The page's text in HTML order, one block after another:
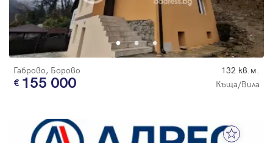
Габрово, Борово 132 кв.м.
155 000 Къща/Вила